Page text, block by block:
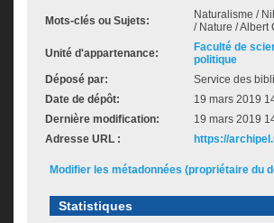
Mots-clés ou Sujets:
Naturalisme /
/ Nature / Albert
Unité d'appartenance:
Faculté de
politique
Déposé par:
Service des
Date de dépôt:
19 mars 2019
Dernière modification:
19 mars 2019
Adresse URL :
https://
Modifier les métadonnées (propriétaire du
Statistiques